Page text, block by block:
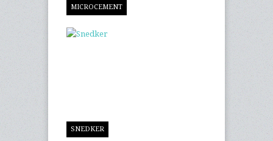
MICROCEMENT
SNEDKER